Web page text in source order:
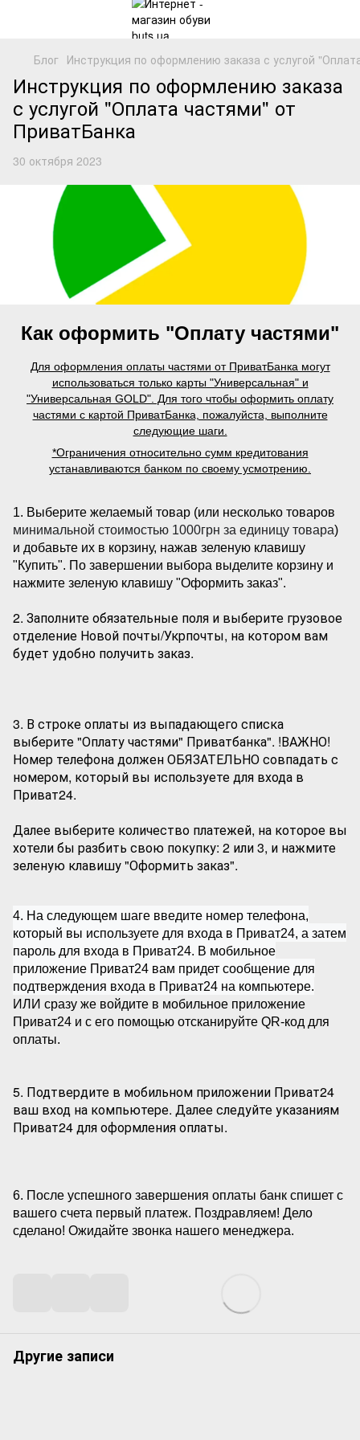
Блог Инструкция по оформлению заказа с услугой
Инструкция по оформлению заказа
с услугой "Оплата частями" от
ПриватБанка
30 октября 2023
Как оформить "Оплату частями"
Для оформления оплаты частями от ПриватБанка могут
использоваться только карты "Универсальная" и
"Универсальная GOLD". Для того чтобы оформить оплату
частями с картой ПриватБанка, пожалуйста, выполните
следующие шаги.
*Ограничения относительно сумм кредитования
устанавливаются банком по своему усмотрению.
1. Выберите желаемый товар (или несколько товаров
минимальной стоимостью 1000грн за единицу товара)
и добавьте их в корзину, нажав зеленую клавишу
"Купить". По завершении выбора выделите корзину и
нажмите зеленую клавишу "Оформить заказ".
2. Заполните обязательные поля и выберите грузовое
отделение Новой почты/Укрпочты, на котором вам
будет удобно получить заказ.
3. В строке оплаты из выпадающего списка
выберите "Оплату частями" Приватбанка". !ВАЖНО!
Номер телефона должен ОБЯЗАТЕЛЬНО совпадать с
номером, который вы используете для входа в
Приват24.
Далее выберите количество платежей, на которое вы
хотели бы разбить свою покупку: 2 или 3, и нажмите
зеленую клавишу "Оформить заказ".
4. На следующем шаге введите номер телефона,
который вы используете для входа в Приват24, а затем
пароль для входа в Приват24. В мобильное
приложение Приват24 вам придет сообщение для
подтверждения входа в Приват24 на компьютере.
ИЛИ сразу же войдите в мобильное приложение
Приват24 и с его помощью отсканируйте QR-код для
оплаты.
5. Подтвердите в мобильном приложении Приват24
ваш вход на компьютере. Далее следуйте указаниям
Приват24 для оформления оплаты.
6. После успешного завершения оплаты банк спишет с
вашего счета первый платеж. Поздравляем! Дело
сделано! Ожидайте звонка нашего менеджера.
Другие записи